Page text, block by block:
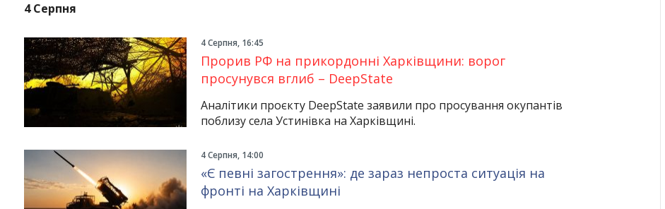
4 Серпня
4 Серпня, 16:45
Прорив РФ на прикордонні Харківщини: ворог
просунувся вглиб – DeepState
Аналітики проєкту DeepState заявили про просування окупантів
поблизу села Устинівка на Харківщині.
4 Серпня, 14:00
«Є певні загострення»: де зараз непроста ситуація на
фронті на Харківщині